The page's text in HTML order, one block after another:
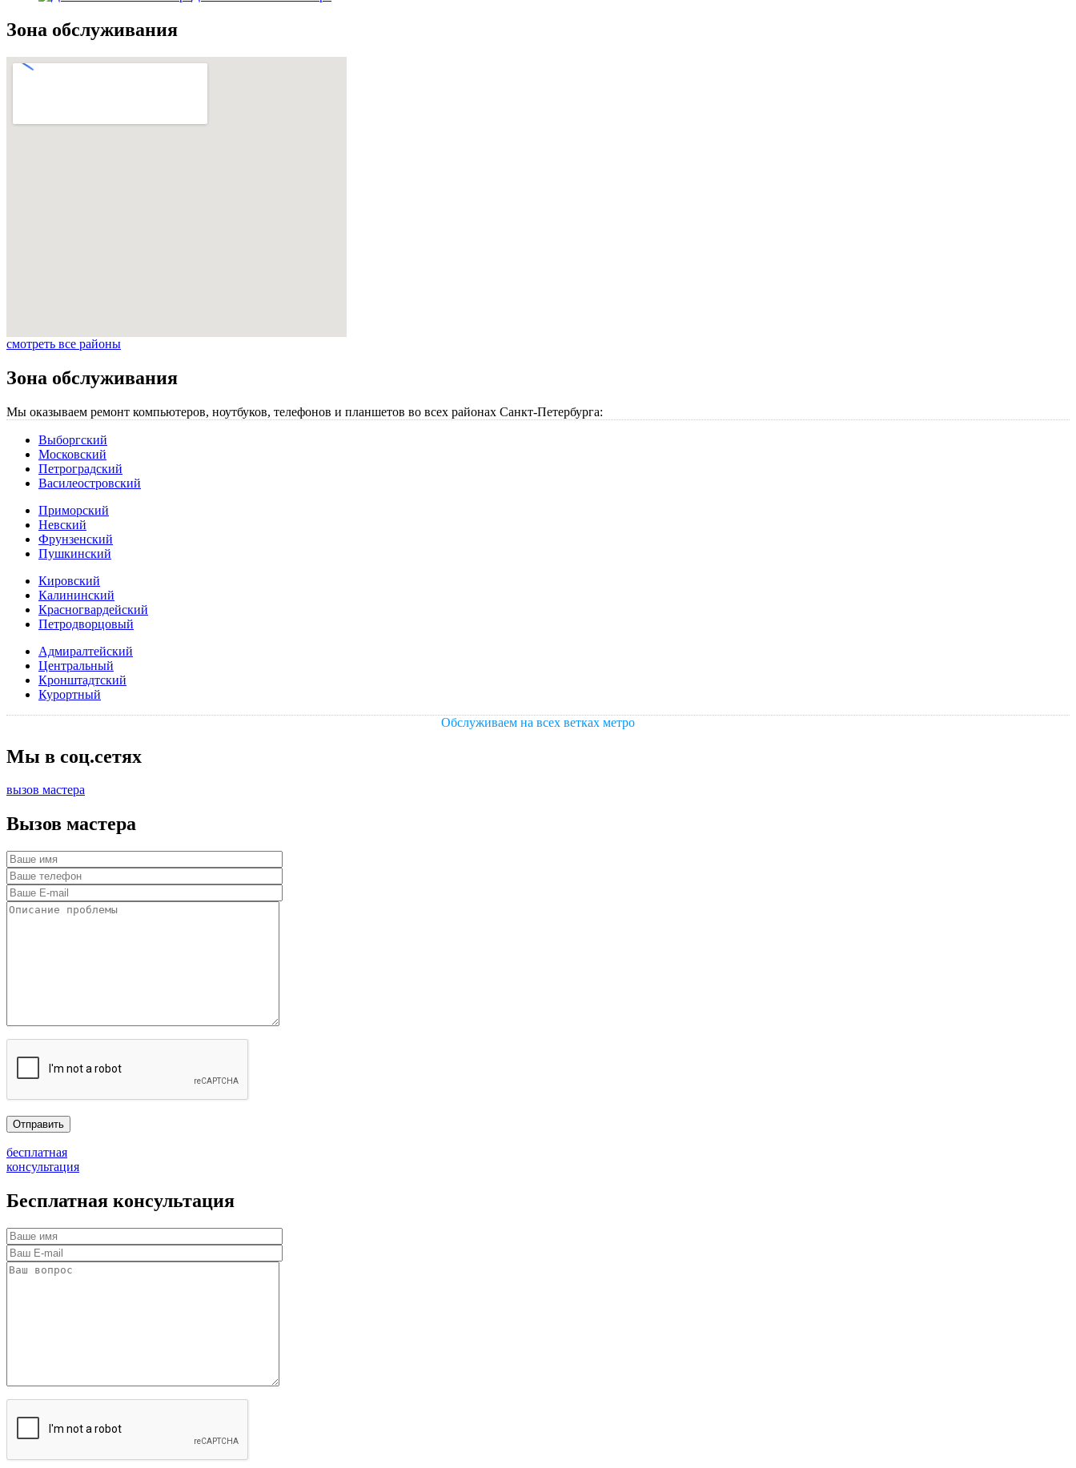
Зона обслуживания
смотреть все районы
Зона обслуживания
Мы оказываем ремонт компьютеров, ноутбуков, телефонов и планшетов во всех районах Санкт-Петербурга:
Выборгский
Московский
Петроградский
Василеостровский
Приморский
Невский
Фрунзенский
Пушкинский
Кировский
Калининский
Красногвардейский
Петродворцовый
Адмиралтейский
Центральный
Кронштадтский
Курортный
Обслуживаем на всех ветках метро
Мы в соц.сетях
вызов мастера
Вызов мастера
бесплатная
консультация
Бесплатная консультация